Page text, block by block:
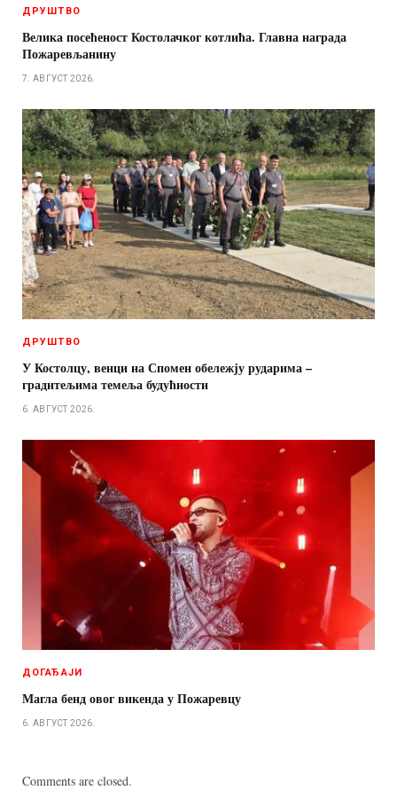
ДРУШТВО
Велика посећеност Костолачког котлића. Главна награда
Пожаревљанину
7. АВГУСТ 2026.
ДРУШТВО
У Костолцу, венци на Спомен обележју рударима –
градитељима темеља будућности
6. АВГУСТ 2026.
ДОГАЂАЈИ
Магла бенд овог викенда у Пожаревцу
6. АВГУСТ 2026.
Comments are closed.